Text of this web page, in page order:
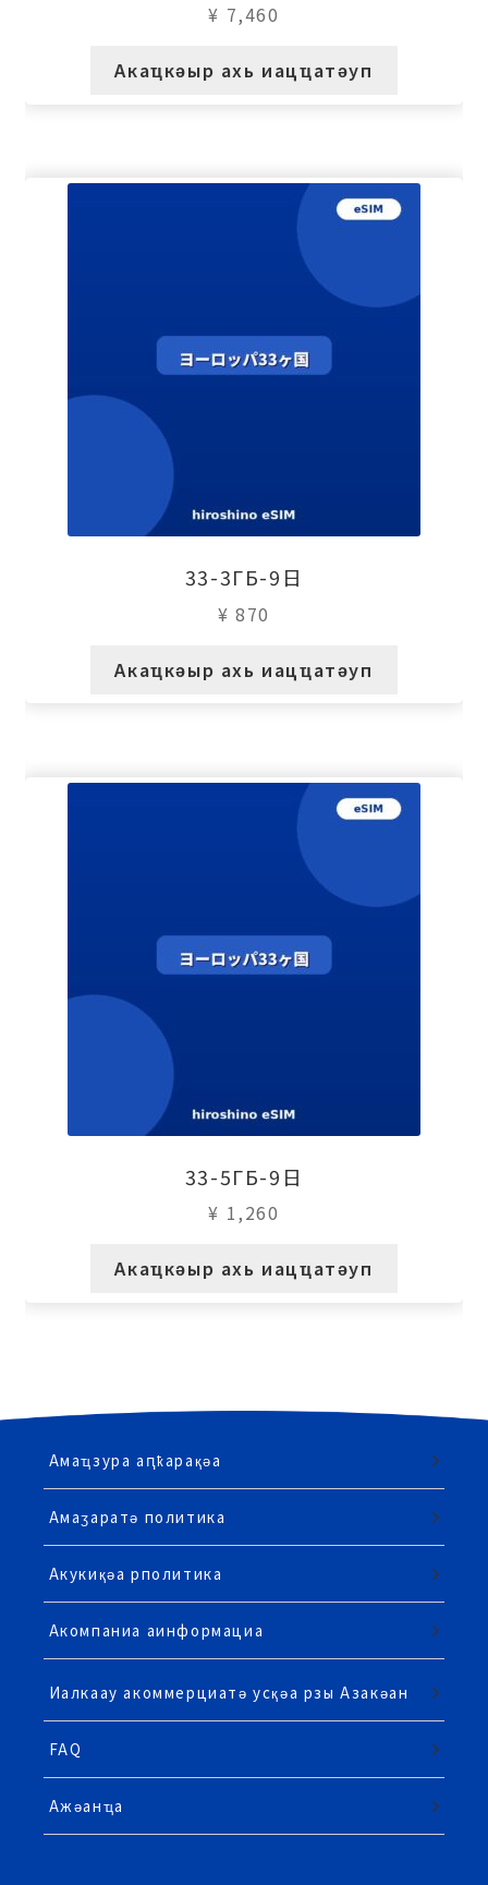
¥ 7,460
Акаҵкәыр ахь иацҵатәуп
33-3ГБ-9日
¥ 870
Акаҵкәыр ахь иацҵатәуп
33-5ГБ-9日
¥ 1,260
Акаҵкәыр ахь иацҵатәуп
Амаҵзура аԥҟарақәа
Амаӡаратә политика
Акукиқәа рполитика
Акомпаниа аинформациа
Иалкаау акоммерциатә усқәа рзы Азакәан
FAQ
Ажәанҵа